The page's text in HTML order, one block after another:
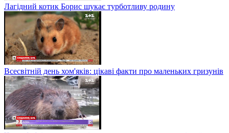
Лагідний котик Борис шукає турботливу родину
Всесвітній день хом'яків: цікаві факти про маленьких гризунів